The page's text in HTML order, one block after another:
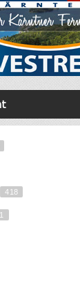
418
1